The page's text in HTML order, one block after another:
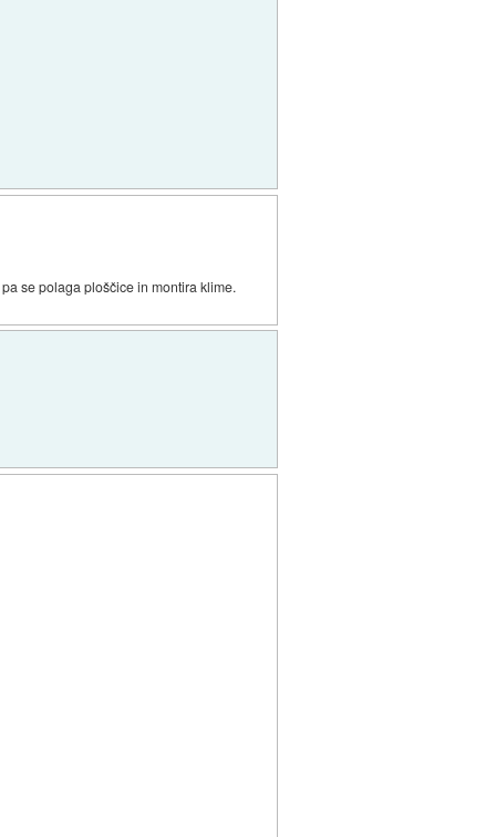
se polaga ploščice in montira klime.